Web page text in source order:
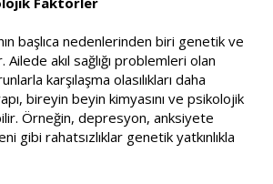
başlıca nedenlerinden biri genetik ve
akıl sağlığı problemleri olan
karşılaşma olasılıkları daha
bireyin beyin kimyasını ve psikolojik
Örneğin, depresyon, anksiyete
gibi rahatsızlıklar genetik yatkınlıkla